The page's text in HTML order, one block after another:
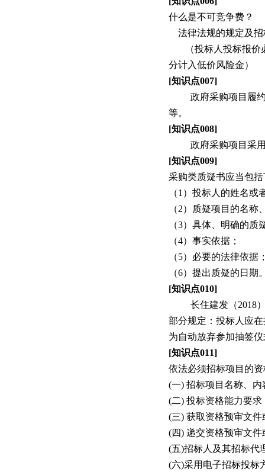
什么是不可竞争费？
法律法规的规定及
（投标人投标报
分计入低价风险金）
[知识点007]
政府采购项目履
等。
[知识点008]
政府采购项目采
[知识点009]
采购类质疑书应当包
（1 ）投标人的姓名或
（2）质疑项目的名称
（3）具体、明确的质
（4）事实依据；
（5）必要的法律依据
（6）提出质疑的日期
[知识点010]
长住建发（2018
部分规定：投标人应
为自动放弃参加抽签
[知识点011]
依法必须招标项目的
(一) 招标项目名称、
(二) 投标资格能力要
(三) 获取资格预审文
(四) 递交资格预审文
(五)招标人及其招标代
(六)采用电子招标投标